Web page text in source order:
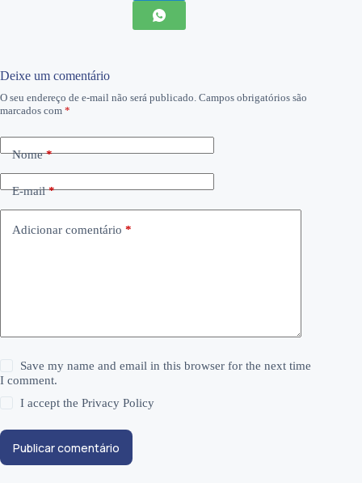
Deixe um comentário
O seu endereço de e-mail não será publicado. Campos obrigatórios são
marcados com *
Nome*
E-mail*
Adicionar comentário *
Save my name and email in this browser for the next time
I comment.
I accept thePrivacy Policy
Publicar comentário